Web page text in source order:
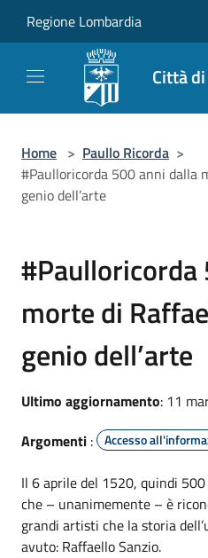
Regione Lombardia
Città
Home > Paullo Ricorda >
#Paulloricorda 500 anni dalla
genio dell’arte
#Paulloricorda
morte di
genio dell’arte
Ultimo aggiornamento: 11
Argomenti : Accesso
Il 6 aprile del 1520, quindi
che – unanimemente – è
grandi artisti che la storia
avuto: Raffaello Sanzio.